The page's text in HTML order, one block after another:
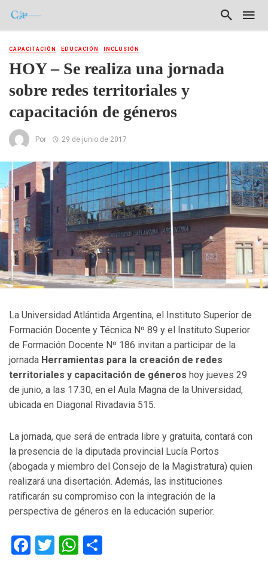
CAPACITACIÓN EDUCACIÓN INCLUSIÓN
HOY – Se realiza una jornada
sobre redes territoriales y
capacitación de géneros
Por 29 de junio de 2017
La Universidad Atlántida Argentina, el Instituto Superior de
Formación Docente y Técnica Nº 89 y el Instituto Superior
de Formación Docente Nº 186 invitan a participar de la
jornada Herramientas para la creación de redes
territoriales y capacitación de géneros hoy jueves 29
de junio, a las 17.30, en el Aula Magna de la Universidad,
ubicada en Diagonal Rivadavia 515.
La jornada, que será de entrada libre y gratuita, contará con
la presencia de la diputada provincial Lucía Portos
(abogada y miembro del Consejo de la Magistratura) quien
realizará una disertación. Además, las instituciones
ratificarán su compromiso con la integración de la
perspectiva de géneros en la educación superior.
Facebook
TwitterWhatsApp